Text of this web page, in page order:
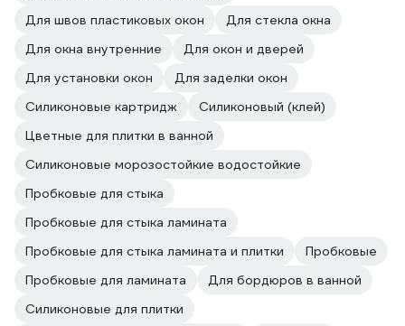
Для швов пластиковых окон
Для стекла окна
Для окна внутренние
Для окон и дверей
Для установки окон
Для заделки окон
Силиконовые картридж
Силиконовый (клей)
Цветные для плитки в ванной
Силиконовые морозостойкие водостойкие
Пробковые для стыка
Пробковые для стыка ламината
Пробковые для стыка ламината и плитки
Пробковые
Пробковые для ламината
Для бордюров в ванной
Силиконовые для плитки